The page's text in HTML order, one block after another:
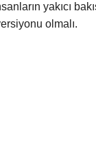
yakıcı
olmalı.